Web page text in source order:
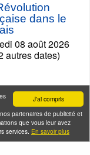
J'ai compris
partenaires de publicité et
que vous leur avez
services. En savoir plus
dans le
08 août 2026
autres dates)